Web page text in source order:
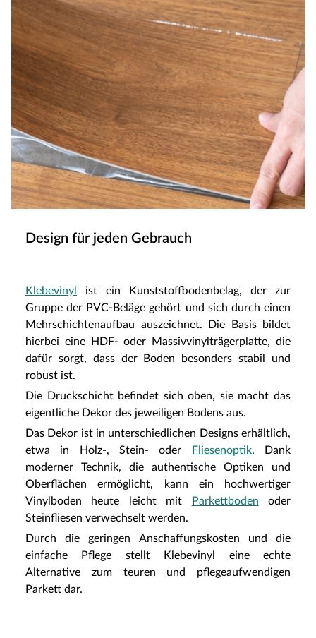
Design für jeden Gebrauch
Klebevinyl ist ein Kunststoffbodenbelag, der zur
Gruppe der PVC-Beläge gehört und sich durch einen
Mehrschichtenaufbau auszeichnet. Die Basis bildet
hierbei eine HDF- oder Massivvinylträgerplatte, die
dafür sorgt, dass der Boden besonders stabil und
robust ist.
Die Druckschicht befindet sich oben, sie macht das
eigentliche Dekor des jeweiligen Bodens aus.
Das Dekor ist in unterschiedlichen Designs erhältlich,
etwa in Holz-, Stein- oder Fliesenoptik. Dank
moderner Technik, die authentische Optiken und
Oberflächen ermöglicht, kann ein hochwertiger
Vinylboden heute leicht mit Parkettboden oder
Steinfliesen verwechselt werden.
Durch die geringen Anschaffungskosten und die
einfache Pflege stellt Klebevinyl eine echte
Alternative zum teuren und pflegeaufwendigen
Parkett dar.